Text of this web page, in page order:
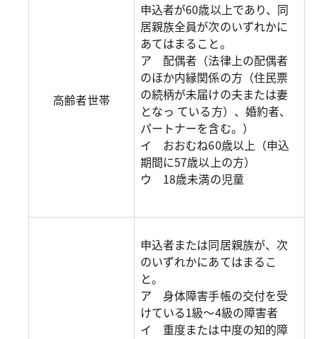
高齢者世帯
申込者が60歳以上であり、同
居親族全員が次のいずれかに
あてはまること。
ア 配偶者（法律上の配偶者
のほか内縁関係の方（住民票
の続柄が未届けの夫または妻
となっ ている方）、婚約者、
パートナーを含む。）
イ おおむね60歳以上（申込
期間に57歳以上の方）
ウ 18歳未満の児童
申込者または同居親族が、次
のいずれかにあてはまるこ
と。
ア 身体障害手帳の交付を受
けている1級～4級の障害者
イ 重度または中度の知的障